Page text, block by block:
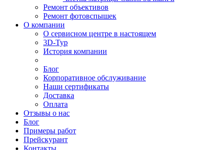
Ремонт объективов
Ремонт фотовспышек
О компании
О сервисном центре в настоящем
3D-Тур
История компании
Блог
Корпоративное обслуживание
Наши сертификаты
Доставка
Оплата
Отзывы о нас
Блог
Примеры работ
Прейскурант
Контакты